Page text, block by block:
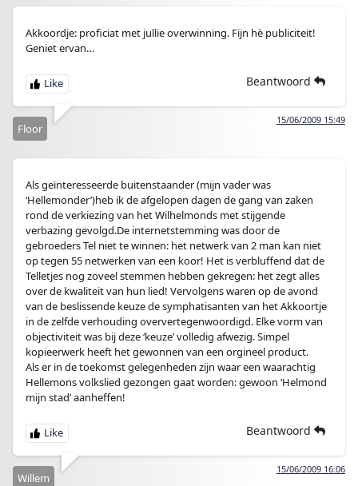
Akkoordje: proficiat met jullie overwinning. Fijn hè publiciteit!
Geniet ervan…
Beantwoord
15/06/2009 15:49
Floor
Als geïnteresseerde buitenstaander (mijn vader was
‘Hellemonder’)heb ik de afgelopen dagen de gang van zaken
rond de verkiezing van het Wilhelmonds met stijgende
verbazing gevolgd.De internetstemming was door de
gebroeders Tel niet te winnen: het netwerk van 2 man kan niet
op tegen 55 netwerken van een koor! Het is verbluffend dat de
Telletjes nog zoveel stemmen hebben gekregen: het zegt alles
over de kwaliteit van hun lied! Vervolgens waren op de avond
van de beslissende keuze de symphatisanten van het Akkoortje
in de zelfde verhouding oververtegenwoordigd. Elke vorm van
objectiviteit was bij deze ‘keuze’ volledig afwezig. Simpel
kopieerwerk heeft het gewonnen van een orgineel product.
Als er in de toekomst gelegenheden zijn waar een waarachtig
Hellemons volkslied gezongen gaat worden: gewoon ‘Helmond
mijn stad’ aanheffen!
Beantwoord
15/06/2009 16:06
Willem